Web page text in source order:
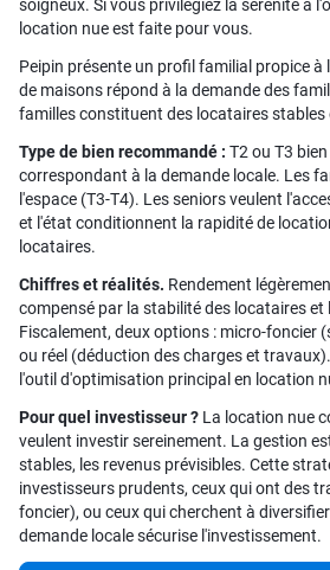
soigneux. Si vous privilégiez la sérénité à
location nue est faite pour vous.
Peipin présente un profil familial propice à
de maisons répond à la demande des
familles constituent des locataires stables
Type de bien recommandé : T2 ou T3
correspondant à la demande locale. Les
l'espace (T3-T4). Les seniors veulent
et l'état conditionnent la rapidité de
locataires.
Chiffres et réalités. Rendement
compensé par la stabilité des locataires et
Fiscalement, deux options : micro-foncier
ou réel (déduction des charges et
l'outil d'optimisation principal en location
Pour quel investisseur ? La location nue
veulent investir sereinement. La gestion
stables, les revenus prévisibles. Cette
investisseurs prudents, ceux qui ont des
foncier), ou ceux qui cherchent à
demande locale sécurise l'investissement.